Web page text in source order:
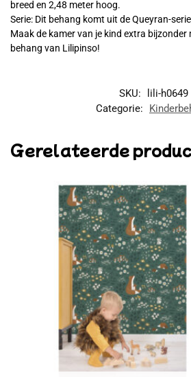
breed en 2,48 meter hoog.
Serie: Dit behang komt uit de Queyran-
Maak de kamer van je kind extra
behang van Lilipinso!
SKU:
lili-h0649
Categorie:
Gerelateerde